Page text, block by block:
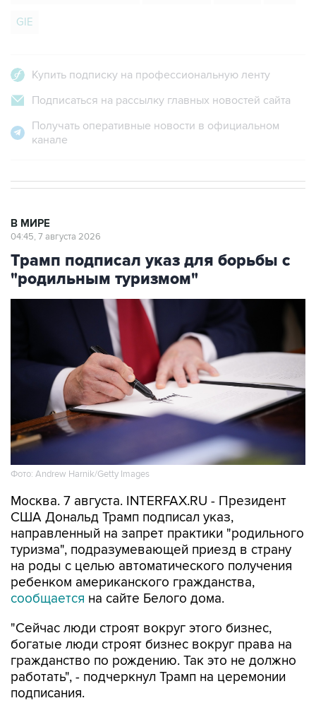
GIE
Купить подписку на профессиональную ленту
Подписаться на рассылку главных новостей сайта
Получать оперативные новости в официальном
канале
В МИРЕ
04:45, 7 августа 2026
Трамп подписал указ для борьбы с
"родильным туризмом"
Фото: Andrew Harnik/Getty Images
Москва. 7 августа. INTERFAX.RU - Президент
США Дональд Трамп подписал указ,
направленный на запрет практики "родильного
туризма", подразумевающей приезд в страну
на роды с целью автоматического получения
ребенком американского гражданства,
сообщается на сайте Белого дома.
"Сейчас люди строят вокруг этого бизнес,
богатые люди строят бизнес вокруг права на
гражданство по рождению. Так это не должно
работать", - подчеркнул Трамп на церемонии
подписания.